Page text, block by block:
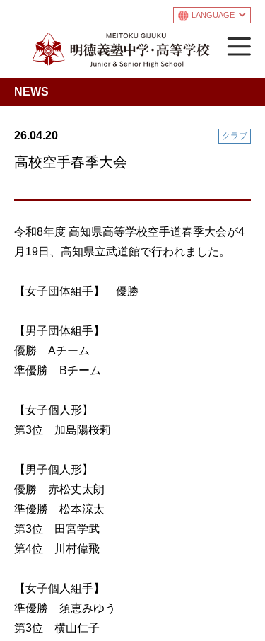
LANGUAGE
NEWS
クラブ
26.04.20
高校空手春季大会
令和8年度 高知県高等学校空手道春季大会が4
月19日、高知県立武道館で行われました。
【女子団体組手】 優勝
【男子団体組手】
優勝 Aチーム
準優勝 Bチーム
【女子個人形】
第3位 加島陽桜莉
【男子個人形】
優勝 赤松丈太朗
準優勝 松本涼太
第3位 田宮学武
第4位 川村偉飛
【女子個人組手】
準優勝 須恵みゆう
第3位 横山仁子